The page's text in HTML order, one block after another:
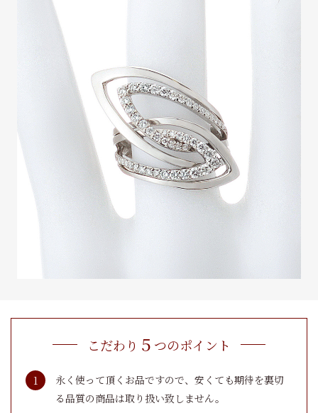
こだわり ５ つのポイント
永く使って頂くお品ですので、安くても期待を裏切
る品質の商品は取り扱い致しません。